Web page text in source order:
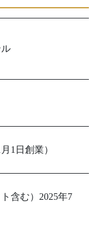
1日創業）
含む）2025年7